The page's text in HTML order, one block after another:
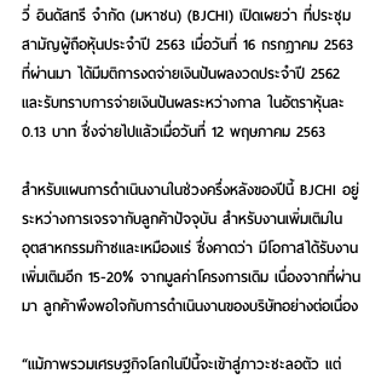
วี่ อินดัสทรี จำกัด (มหาชน) (BJCHI) เปิดเผยว่า ที่ประชุม
สามัญผู้ถือหุ้นประจำปี 2563 เมื่อวันที่ 16 กรกฎาคม 2563
ที่ผ่านมา ได้มีมติการงดจ่ายเงินปันผลงวดประจำปี 2562
และรับทราบการจ่ายเงินปันผลระหว่างกาล ในอัตราหุ้นละ
0.13 บาท ซึ่งจ่ายไปแล้วเมื่อวันที่ 12 พฤษภาคม 2563
สำหรับแผนการดำเนินงานในช่วงครึ่งหลังของปีนี้ BJCHI อยู่
ระหว่างการเจรจากับลูกค้าปัจจุบัน สำหรับงานเพิ่มเติมใน
อุตสาหกรรมก๊าซและเหมืองแร่ ซึ่งคาดว่า มีโอกาสได้รับงาน
เพิ่มเติมอีก 15-20% จากมูลค่าโครงการเดิม เนื่องจากที่ผ่าน
มา ลูกค้าพึงพอใจกับการดำเนินงานของบริษัทอย่างต่อเนื่อง
“แม้ภาพรวมเศรษฐกิจโลกในปีนี้จะเข้าสู่ภาวะชะลอตัว แต่